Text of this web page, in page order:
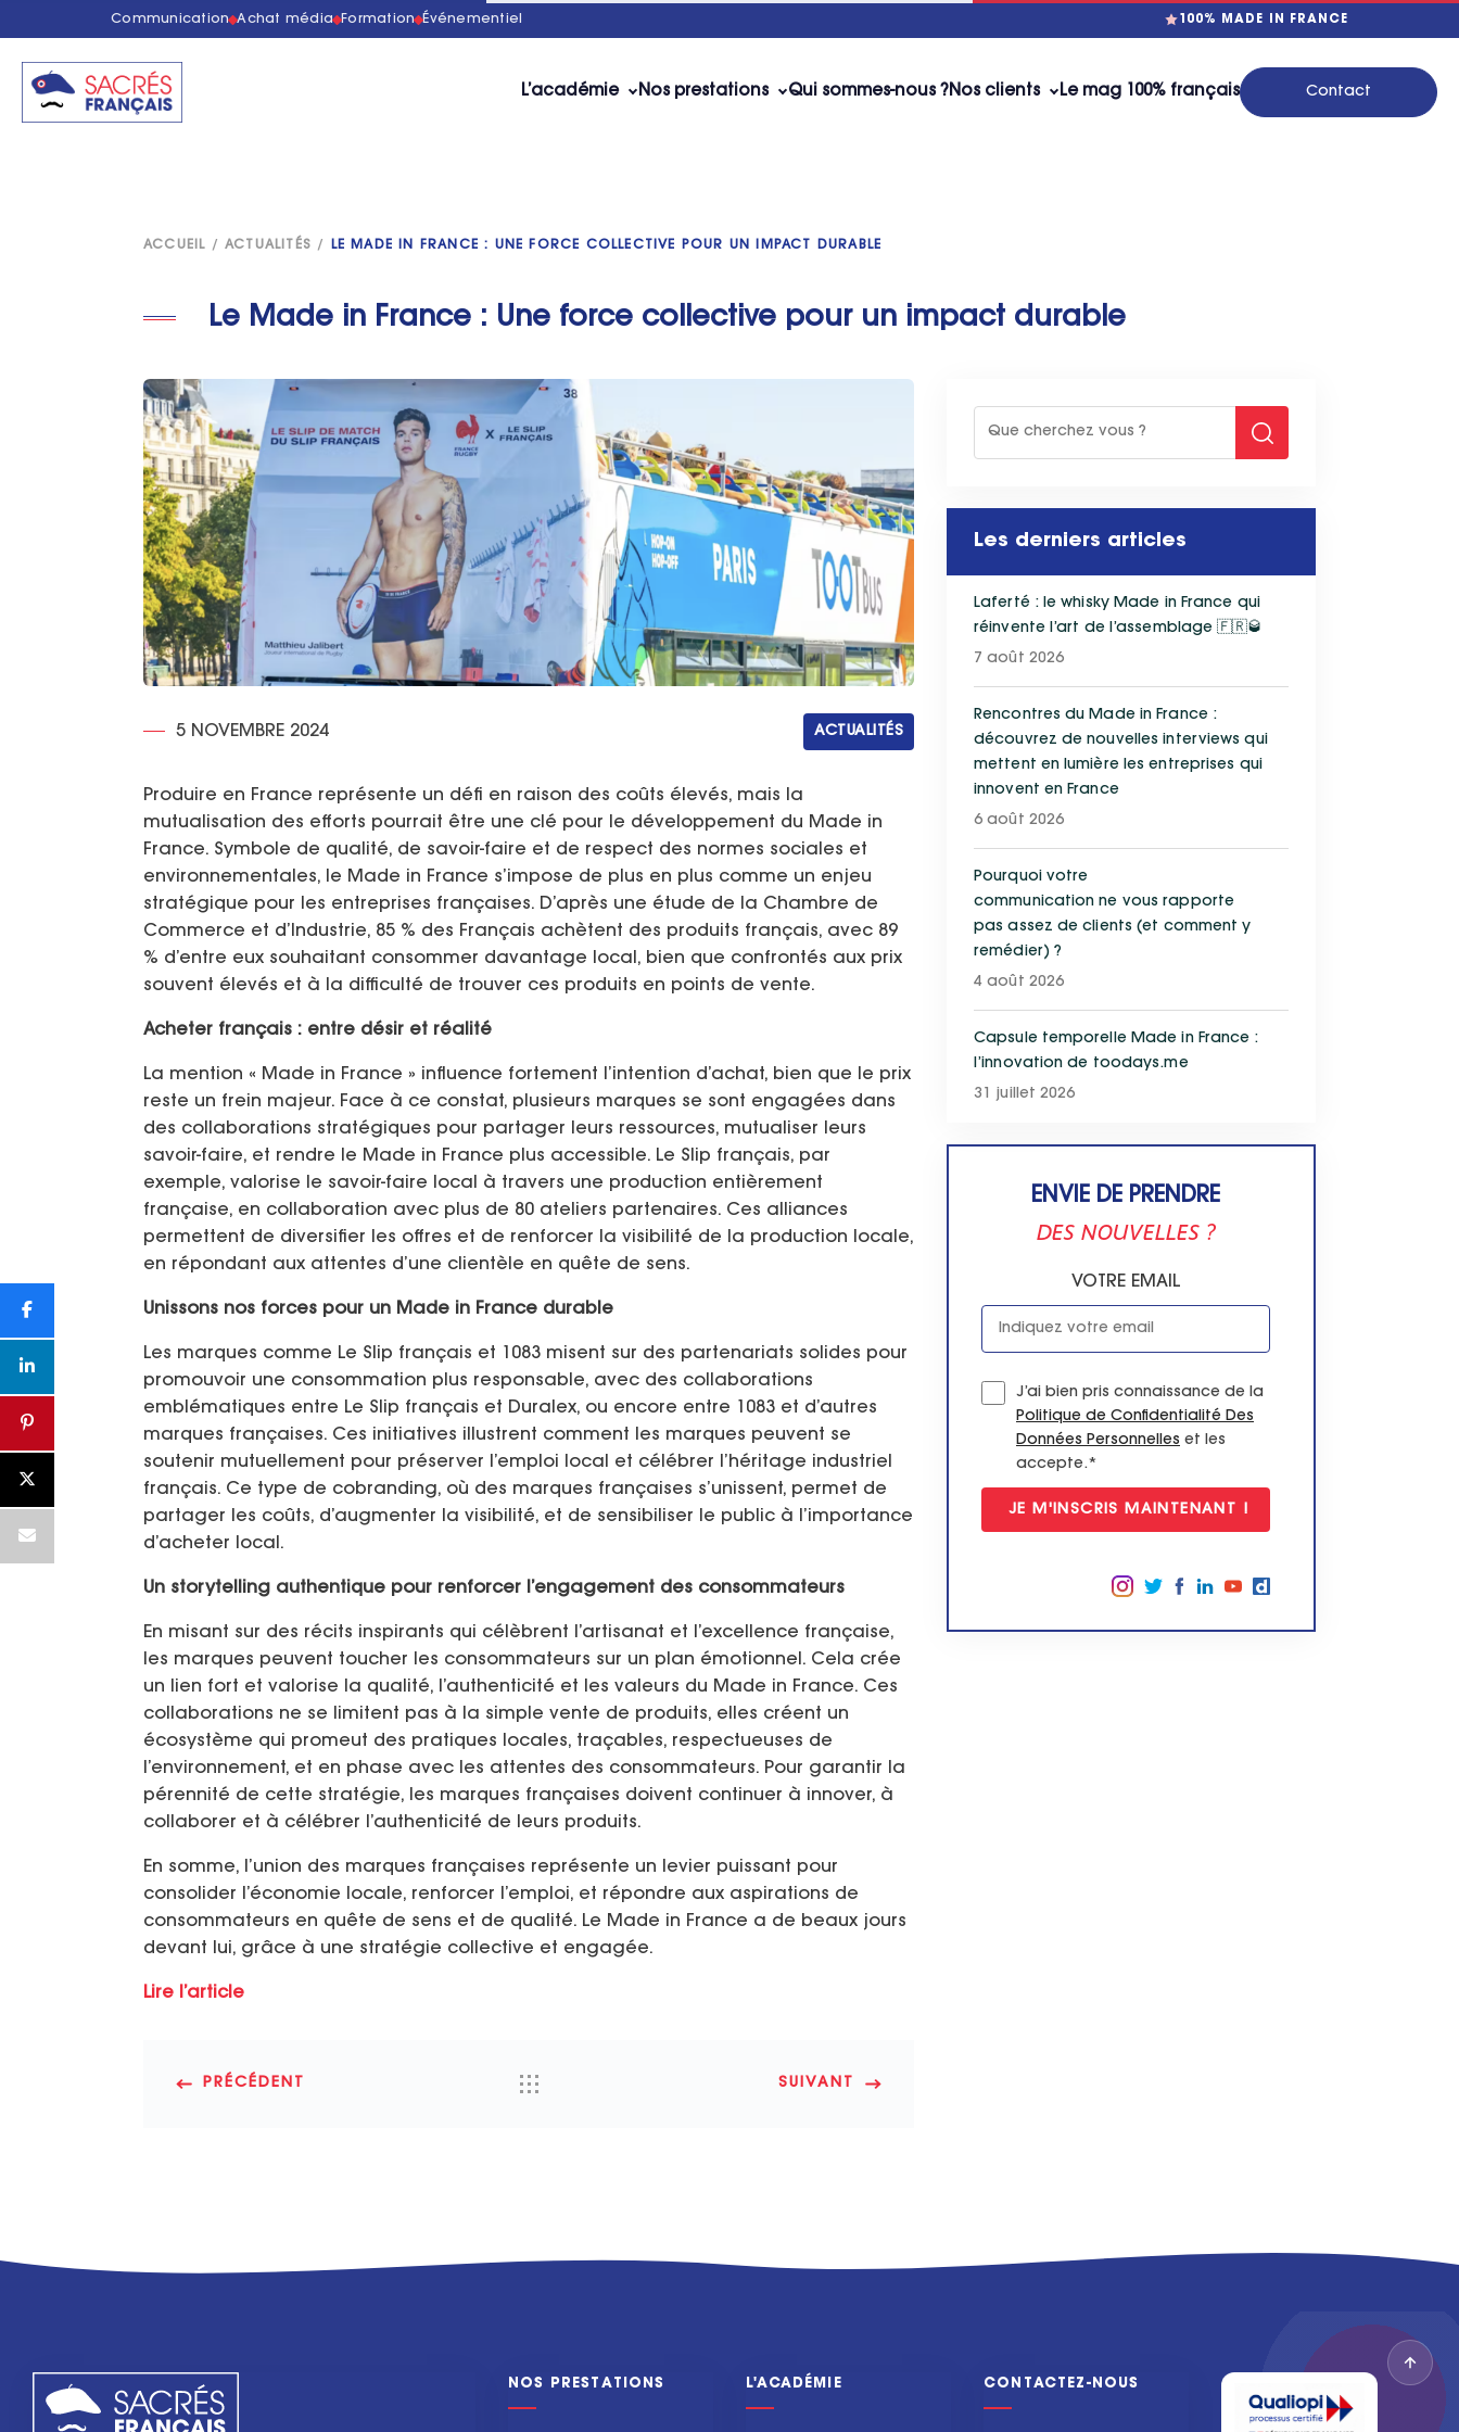
Communication Achat média Formation Événementiel 100% MADE IN FRANCE
L’académie Nos prestations Qui sommes-nous ?Nos clients Le mag 100% français Contact
ACCUEIL /ACTUALITÉS / LE MADE IN FRANCE : UNE FORCE COLLECTIVE POUR UN IMPACT DURABLE
Le Made in France : Une force collective pour un impact durable
5 NOVEMBRE 2024 ACTUALITÉS
Produire en France représente un défi en raison des coûts élevés, mais la
mutualisation des efforts pourrait être une clé pour le développement du Made in
France. Symbole de qualité, de savoir-faire et de respect des normes sociales et
environnementales, le Made in France s’impose de plus en plus comme un enjeu
stratégique pour les entreprises françaises. D’après une étude de la Chambre de
Commerce et d’Industrie, 85 % des Français achètent des produits français, avec 89
% d’entre eux souhaitant consommer davantage local, bien que confrontés aux prix
souvent élevés et à la difficulté de trouver ces produits en points de vente.
Acheter français : entre désir et réalité
La mention « Made in France » influence fortement l’intention d’achat, bien que le prix
reste un frein majeur. Face à ce constat, plusieurs marques se sont engagées dans
des collaborations stratégiques pour partager leurs ressources, mutualiser leurs
savoir-faire, et rendre le Made in France plus accessible. Le Slip français, par
exemple, valorise le savoir-faire local à travers une production entièrement
française, en collaboration avec plus de 80 ateliers partenaires. Ces alliances
permettent de diversifier les offres et de renforcer la visibilité de la production locale,
en répondant aux attentes d’une clientèle en quête de sens.
Unissons nos forces pour un Made in France durable
Les marques comme Le Slip français et 1083 misent sur des partenariats solides pour
promouvoir une consommation plus responsable, avec des collaborations
emblématiques entre Le Slip français et Duralex, ou encore entre 1083 et d’autres
marques françaises. Ces initiatives illustrent comment les marques peuvent se
soutenir mutuellement pour préserver l’emploi local et célébrer l’héritage industriel
français. Ce type de cobranding, où des marques françaises s’unissent, permet de
partager les coûts, d’augmenter la visibilité, et de sensibiliser le public à l’importance
d’acheter local.
Un storytelling authentique pour renforcer l’engagement des consommateurs
En misant sur des récits inspirants qui célèbrent l’artisanat et l’excellence française,
les marques peuvent toucher les consommateurs sur un plan émotionnel. Cela crée
un lien fort et valorise la qualité, l’authenticité et les valeurs du Made in France. Ces
collaborations ne se limitent pas à la simple vente de produits, elles créent un
écosystème qui promeut des pratiques locales, traçables, respectueuses de
l’environnement, et en phase avec les attentes des consommateurs. Pour garantir la
pérennité de cette stratégie, les marques françaises doivent continuer à innover, à
collaborer et à célébrer l’authenticité de leurs produits.
En somme, l’union des marques françaises représente un levier puissant pour
consolider l’économie locale, renforcer l’emploi, et répondre aux aspirations de
consommateurs en quête de sens et de qualité. Le Made in France a de beaux jours
devant lui, grâce à une stratégie collective et engagée.
Lire l’article
PRÉCÉDENT SUIVANT
Les derniers articles
Laferté : le whisky Made in France qui
réinvente l’art de l’assemblage 🇫🇷🥃
7 août 2026
Rencontres du Made in France :
découvrez de nouvelles interviews qui
mettent en lumière les entreprises qui
innovent en France
6 août 2026
Pourquoi votre
communication ne vous rapporte
pas assez de clients (et comment y
remédier) ?
4 août 2026
Capsule temporelle Made in France :
l’innovation de toodays.me
31 juillet 2026
ENVIE DE PRENDRE
DES NOUVELLES ?
VOTRE EMAIL
J’ai bien pris connaissance de la
Politique de Confidentialité Des
Données Personnelles et les
accepte.*
NOS PRESTATIONS L'ACADÉMIE CONTACTEZ-NOUS